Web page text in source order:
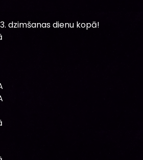
dzimšanas dienu kopā!